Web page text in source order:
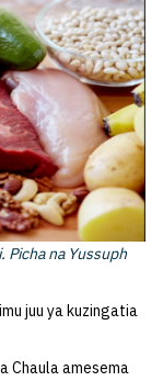
Picha na Yussuph
juu ya kuzingatia
Chaula amesema